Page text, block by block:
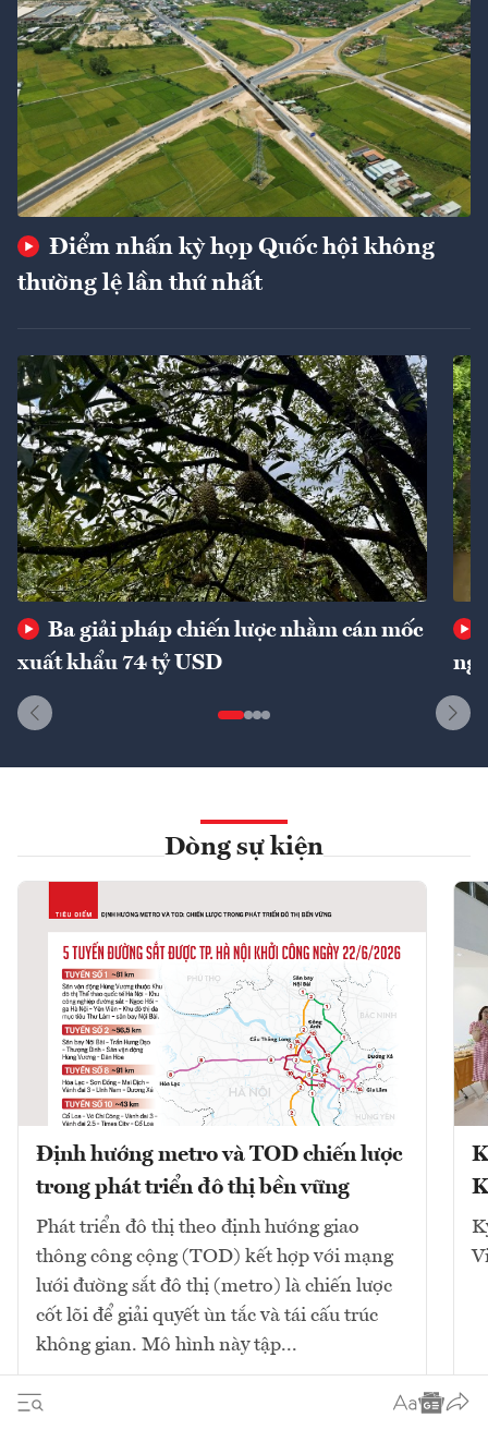
Điểm nhấn kỳ họp Quốc hội không
thường lệ lần thứ nhất
Ba giải pháp chiến lược nhằm cán mốc
xuất khẩu 74 tỷ USD
Dòng sự kiện
Định hướng metro và TOD chiến lược
trong phát triển đô thị bền vững
Phát triển đô thị theo định hướng giao
thông công cộng (TOD) kết hợp với mạng
lưới đường sắt đô thị (metro) là chiến lược
cốt lõi để giải quyết ùn tắc và tái cấu trúc
không gian. Mô hình này tập...
10